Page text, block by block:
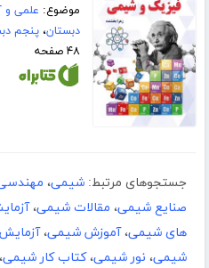
موضوع: علمی و
دبستان،پنجم
۴۸ صفحه
جستجوهای مرتبط: شیمی،
صنایع شیمی، مقالات شیمی،
های شیمی،آموزش شیمی،
شیمی، نور شیمی،کتاب کار شیمی،